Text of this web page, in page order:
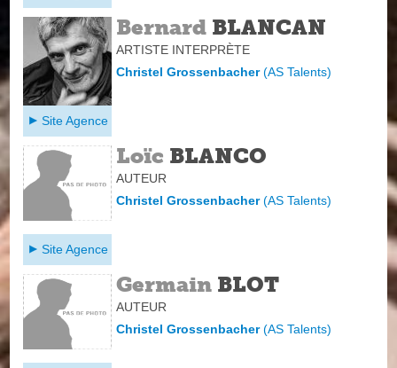
Bernard BLANCAN
ARTISTE INTERPRÈTE
Christel Grossenbacher(AS Talents)
Site Agence
Loïc BLANCO
AUTEUR
Christel Grossenbacher(AS Talents)
Site Agence
Germain BLOT
AUTEUR
Christel Grossenbacher(AS Talents)